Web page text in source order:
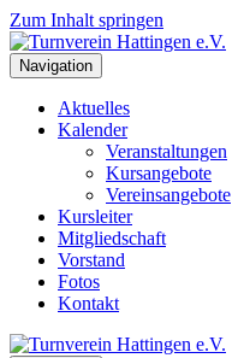
Zum Inhalt springen
Navigation
Aktuelles
Kalender
Veranstaltungen
Kursangebote
Vereinsangebote
Kursleiter
Mitgliedschaft
Vorstand
Fotos
Kontakt